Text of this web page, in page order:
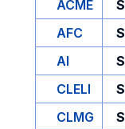
ACME
S
AFC
S
AI
S
CLELI
S
CLMG
S